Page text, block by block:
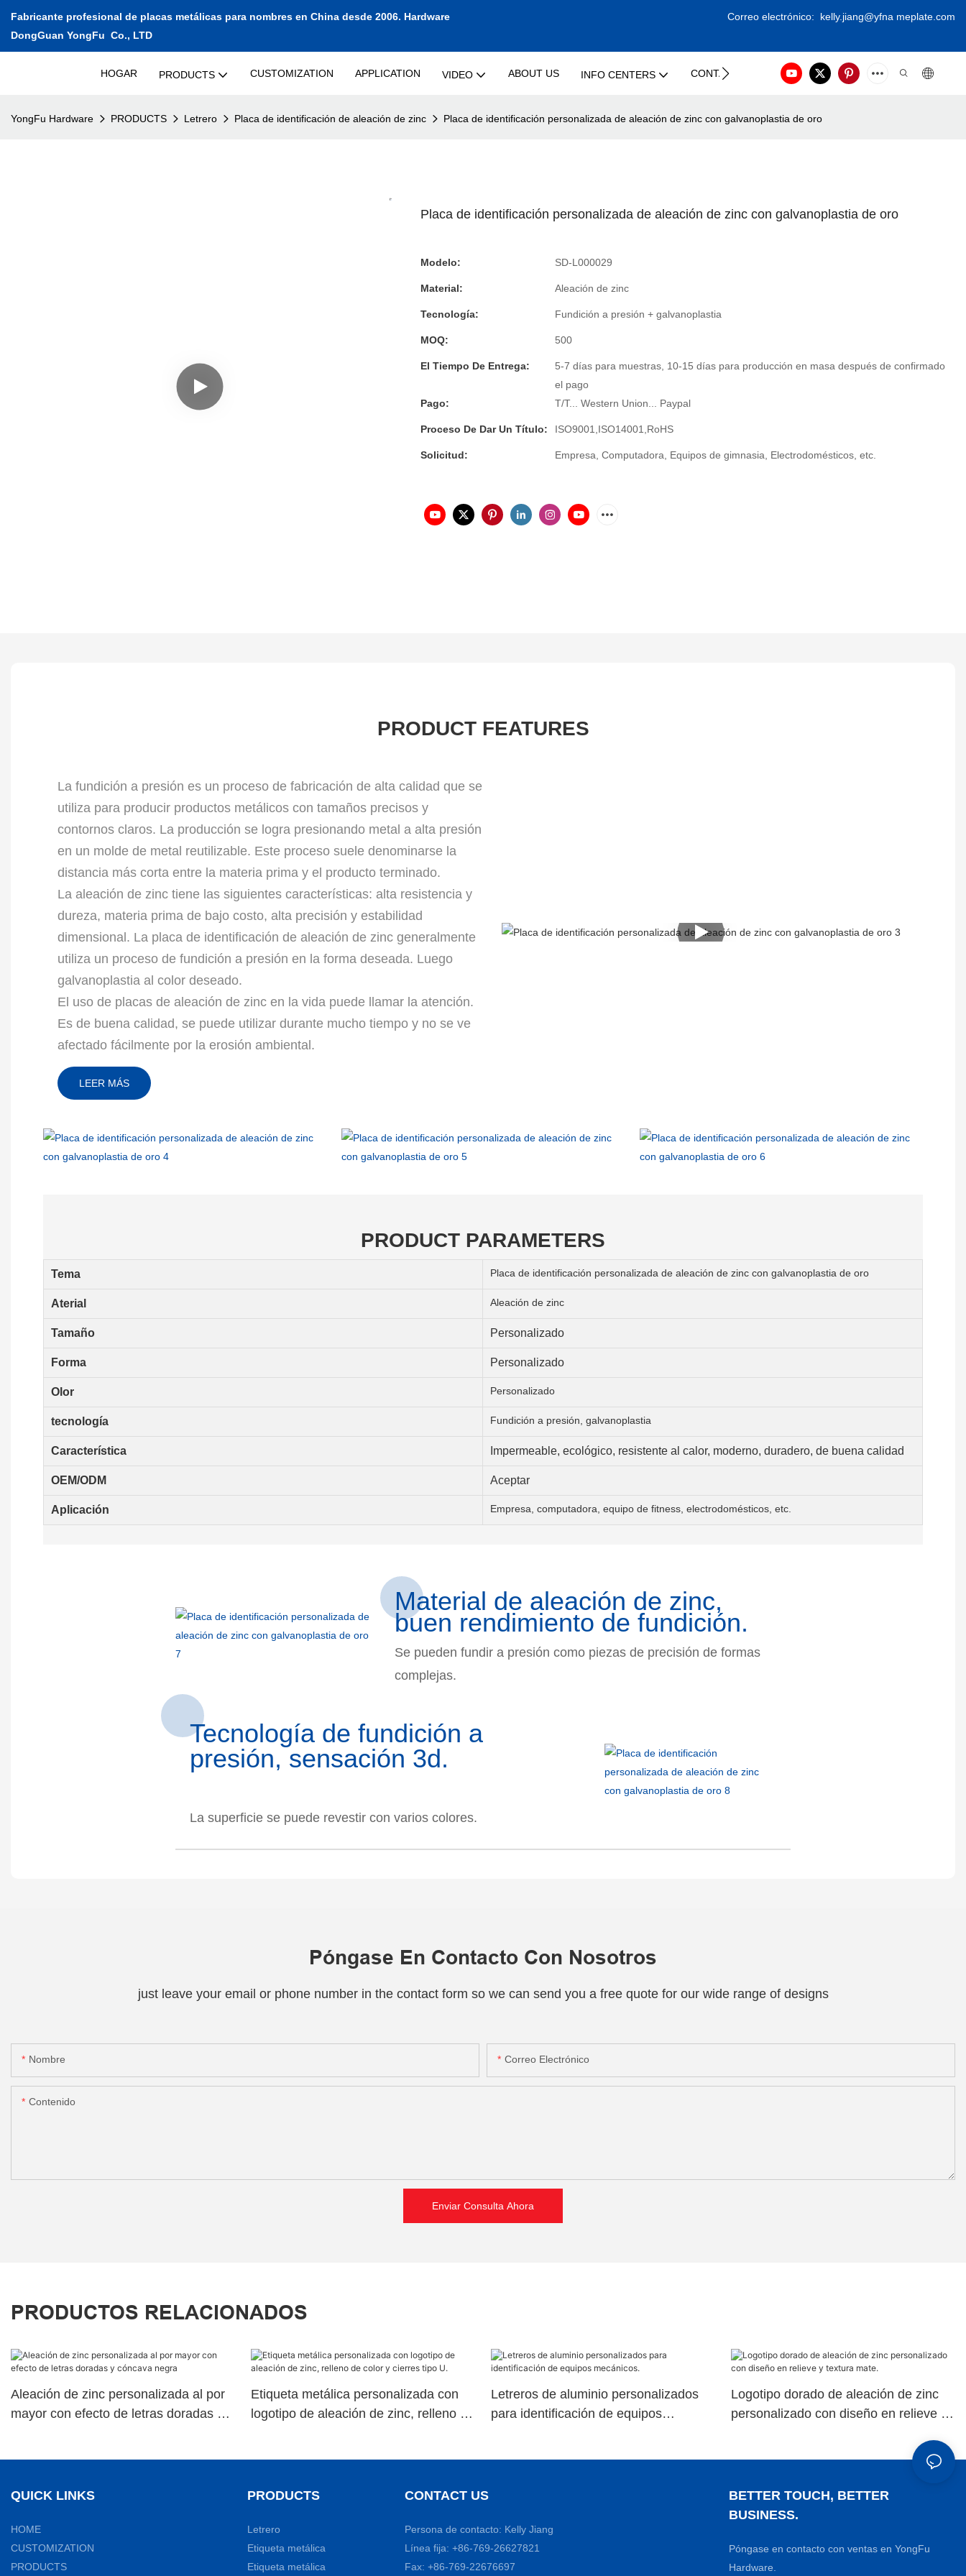
Fabricante profesional de placas metálicas para nombres en China desde 2006. Hardware
DongGuan YongFu Co., LTD
Correo electrónico: kelly.jiang@yfna meplate.com
HOGAR PRODUCTS CUSTOMIZATION APPLICATION VIDEO ABOUT US INFO CENTERS CONTACT US
YongFu Hardware PRODUCTS Letrero Placa de identificación de aleación de zinc Placa de identificación personalizada de aleación de zinc con galvanoplastia de oro
Placa de identificación personalizada de aleación de zinc con galvanoplastia de oro
Modelo: SD-L000029
Material: Aleación de zinc
Tecnología: Fundición a presión + galvanoplastia
MOQ: 500
El Tiempo De Entrega:
5-7 días para muestras, 10-15 días para producción en masa después de confirmado
el pago
Pago:
T/T... Western Union... Paypal
Proceso De Dar Un Título: ISO9001,ISO14001,RoHS
Solicitud: Empresa, Computadora, Equipos de gimnasia, Electrodomésticos, etc.
PRODUCT FEATURES
La fundición a presión es un proceso de fabricación de alta calidad que se
utiliza para producir productos metálicos con tamaños precisos y
contornos claros. La producción se logra presionando metal a alta presión
en un molde de metal reutilizable. Este proceso suele denominarse la
distancia más corta entre la materia prima y el producto terminado.
La aleación de zinc tiene las siguientes características: alta resistencia y
dureza, materia prima de bajo costo, alta precisión y estabilidad
dimensional. La placa de identificación de aleación de zinc generalmente
utiliza un proceso de fundición a presión en la forma deseada. Luego
galvanoplastia al color deseado.
El uso de placas de aleación de zinc en la vida puede llamar la atención.
Es de buena calidad, se puede utilizar durante mucho tiempo y no se ve
afectado fácilmente por la erosión ambiental.
PRODUCT PARAMETERS
Tema Placa de identificación personalizada de aleación de zinc con galvanoplastia de oro
Aterial Aleación de zinc
Tamaño Personalizado
Forma Personalizado
Olor Personalizado
tecnología Fundición a presión, galvanoplastia
Característica Impermeable, ecológico, resistente al calor, moderno, duradero, de buena calidad
OEM/ODM Aceptar
Aplicación Empresa, computadora, equipo de fitness, electrodomésticos, etc.
Material de aleación de zinc,
buen rendimiento de fundición.
Se pueden fundir a presión como piezas de precisión de formas
complejas.
Tecnología de fundición a
presión, sensación 3d.
La superficie se puede revestir con varios colores.
Póngase En Contacto Con Nosotros
just leave your email or phone number in the contact form so we can send you a free quote for our wide range of designs
Nombre Correo Electrónico
Contenido
Enviar Consulta Ahora
PRODUCTOS RELACIONADOS
Aleación de zinc personalizada al por
mayor con efecto de letras doradas y
Etiqueta metálica personalizada con
logotipo de aleación de zinc, relleno de
Letreros de aluminio personalizados
para identificación de equipos
Logotipo dorado de aleación de zinc
personalizado con diseño en relieve y
QUICK LINKS
HOME
CUSTOMIZATION
PRODUCTS
PRODUCTS
Letrero
Etiqueta metálica
Etiqueta metálica
CONTACT US
Persona de contacto: Kelly Jiang
Línea fija: +86-769-26627821
Fax: +86-769-22676697
BETTER TOUCH, BETTER
BUSINESS.
Póngase en contacto con ventas en YongFu
Hardware.